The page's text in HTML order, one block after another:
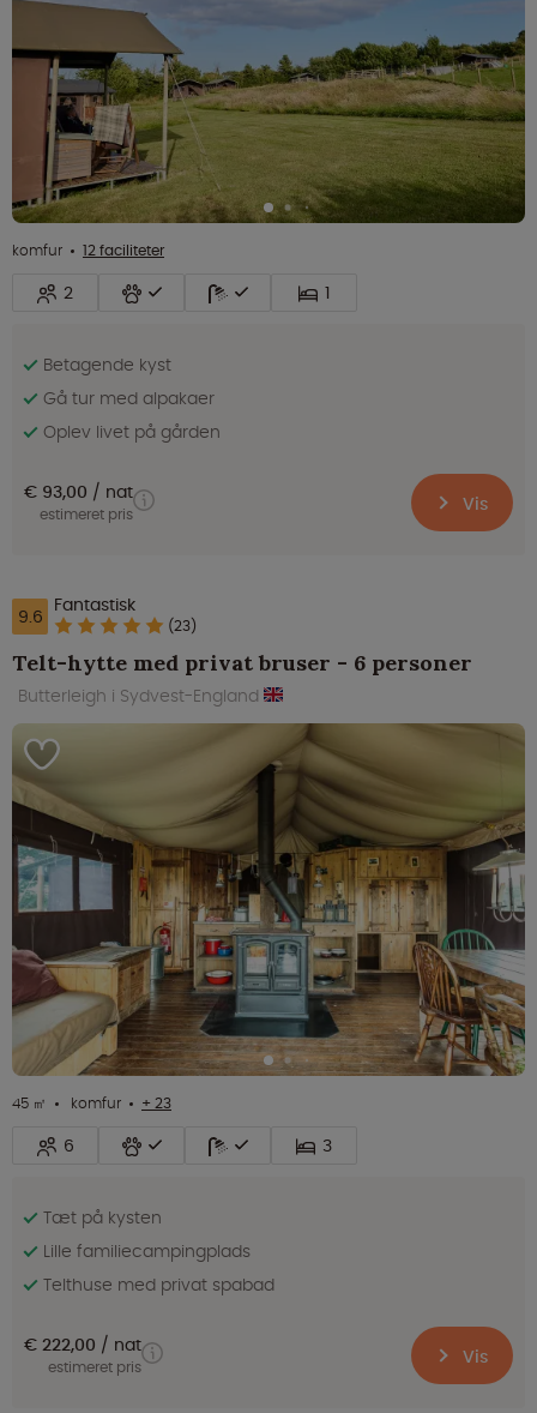
komfur 12 faciliteter
2 1
Betagende kyst
Gå tur med alpakaer
Oplev livet på gården
€ 93,00 nat
estimeret pris Vis
9.6 Fantastisk
(23)
Telt-hytte med privat bruser - 6 personer
Butterleigh i Sydvest-England
45 ㎡ komfur + 23
6 3
Tæt på kysten
Lille familiecampingplads
Telthuse med privat spabad
€ 222,00 nat
estimeret pris Vis